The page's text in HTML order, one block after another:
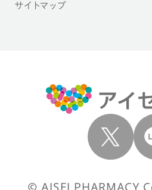
サイトマップ
© AISEI PHARMACY